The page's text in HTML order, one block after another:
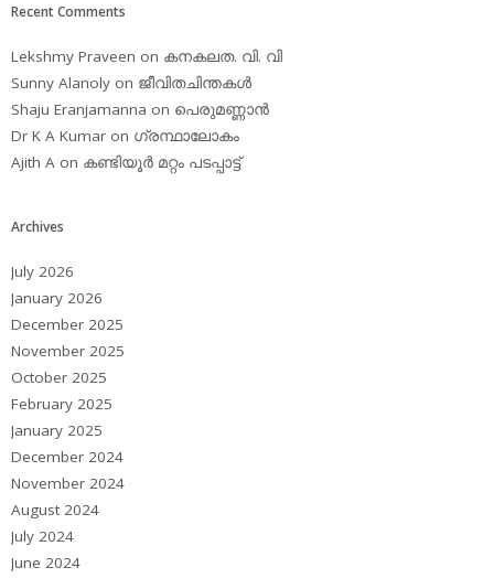
Recent Comments
Lekshmy Praveen on കനകലത. വി. വി
Sunny Alanoly on ജീവിതചിന്തകള്‍
Shaju Eranjamanna on പെരുമണ്ണാന്‍
Dr K A Kumar on ഗ്രന്ഥാലോകം
Ajith A on കണ്ടിയൂര്‍ മറ്റം പടപ്പാട്ട്‌
Archives
July 2026
January 2026
December 2025
November 2025
October 2025
February 2025
January 2025
December 2024
November 2024
August 2024
July 2024
June 2024